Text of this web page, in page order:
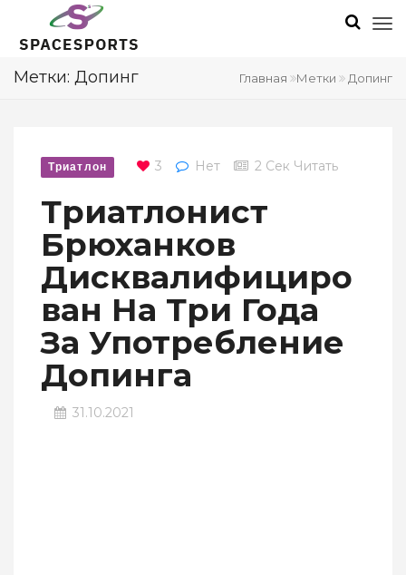
Метки: Допинг Главная Метки Допинг
Триатлон 3 Нет 2 Сек Читать
Триатлонист
Брюханков
Дисквалифициро
Ван На Три Года
За Употребление
Допинга
31.10.2021